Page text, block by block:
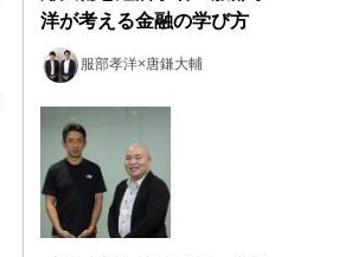
洋が考える金融の学び方
服部孝洋×唐鎌大輔